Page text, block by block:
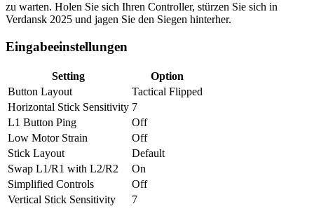
zu warten. Holen Sie sich Ihren Controller, stürzen Sie sich in
Verdansk 2025 und jagen Sie den Siegen hinterher.
Eingabeeinstellungen
Setting
Option
Button Layout
Tactical Flipped
Horizontal Stick Sensitivity 7
L1 Button Ping
Off
Low Motor Strain
Off
Stick Layout
Default
Swap L1/R1 with L2/R2
On
Simplified Controls
Off
Vertical Stick Sensitivity
7